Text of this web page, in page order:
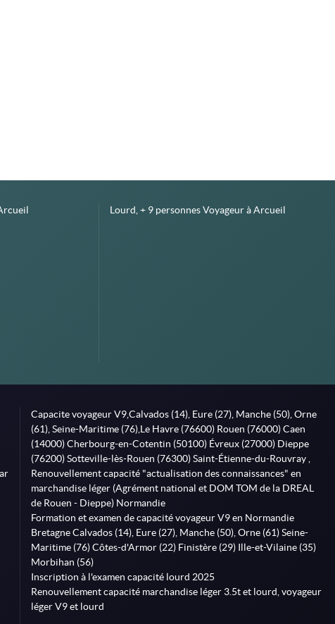
Lourd, + 9 personnes Voyageur à Arcueil
Capacite voyageur V9,Calvados (14), Eure (27), Manche (50), Orne
(61), Seine-Maritime (76),Le Havre (76600) Rouen (76000) Caen
(14000) Cherbourg-en-Cotentin (50100) Évreux (27000) Dieppe
(76200) Sotteville-lès-Rouen (76300) Saint-Étienne-du-Rouvray ,
Renouvellement capacité "actualisation des connaissances" en
marchandise léger (Agrément national et DOM TOM de la DREAL
de Rouen - Dieppe) Normandie
Formation et examen de capacité voyageur V9 en Normandie
Bretagne Calvados (14), Eure (27), Manche (50), Orne (61) Seine-
Maritime (76) Côtes-d'Armor (22) Finistère (29) Ille-et-Vilaine (35)
Morbihan (56)
Inscription à l'examen capacité lourd 2025
Renouvellement capacité marchandise léger 3.5t et lourd, voyageur
léger V9 et lourd